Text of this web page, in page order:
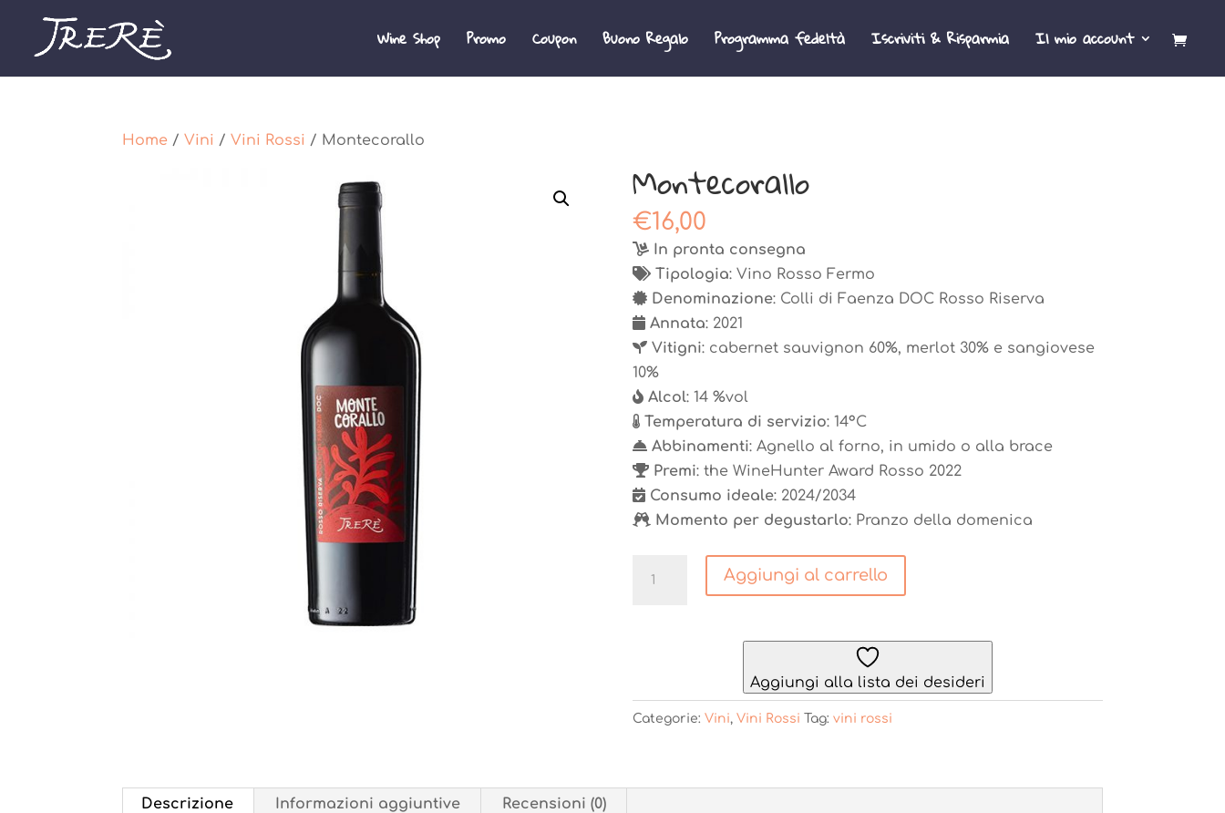
Wine Shop Promo Coupon Buono Regalo Programma fedeltà Iscriviti & Risparmia Il mio account
Home /Vini /Vini Rossi / Montecorallo
Montecorallo
€16,00
In pronta consegna
Tipologia: Vino Rosso Fermo
Denominazione: Colli di Faenza DOC Rosso Riserva
Annata: 2021
Vitigni: cabernet sauvignon 60%, merlot 30% e sangiovese
10%
Alcol: 14 %vol
Temperatura di servizio: 14°C
Abbinamenti: Agnello al forno, in umido o alla brace
Premi: the WineHunter Award Rosso 2022
Consumo ideale: 2024/2034
Momento per degustarlo: Pranzo della domenica
Montecorallo
Aggiungi al carrello
Aggiungi alla lista dei desideri
Categorie: Vini, Vini Rossi Tag: vini rossi
Descrizione Informazioni aggiuntive Recensioni (0)